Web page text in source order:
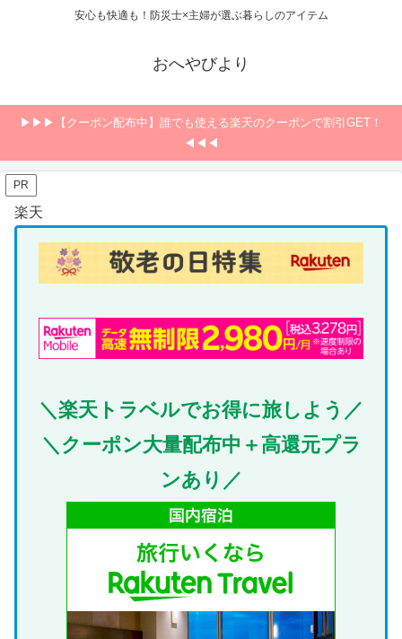
安心も快適も！防災士×主婦が選ぶ暮らしのアイテム
おへやびより
▶▶▶【クーポン配布中】誰でも使える楽天のクーポンで割引GET！
◀◀◀
PR
楽天
＼楽天トラベルでお得に旅しよう／
＼クーポン大量配布中＋高還元プラ
ンあり／